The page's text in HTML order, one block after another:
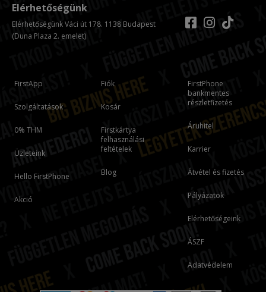
FirstApp
Szolgáltatások
0% THM
Üzleteink
Hello FirstPhone
Akció
Fiók
Kosár
Firstkártya
felhasználási
feltételek
Blog
FirstPhone
bankmentes
részletfizetés
Áruhitel
Karrier
Átvétel és fizetés
Pályázatok
Elérhetőségeink
ÁSZF
Adatvédelem
Elérhetőségünk
Elérhetőségünk Váci út 178. 1138 Budapest
(Duna Plaza 2. emelet)